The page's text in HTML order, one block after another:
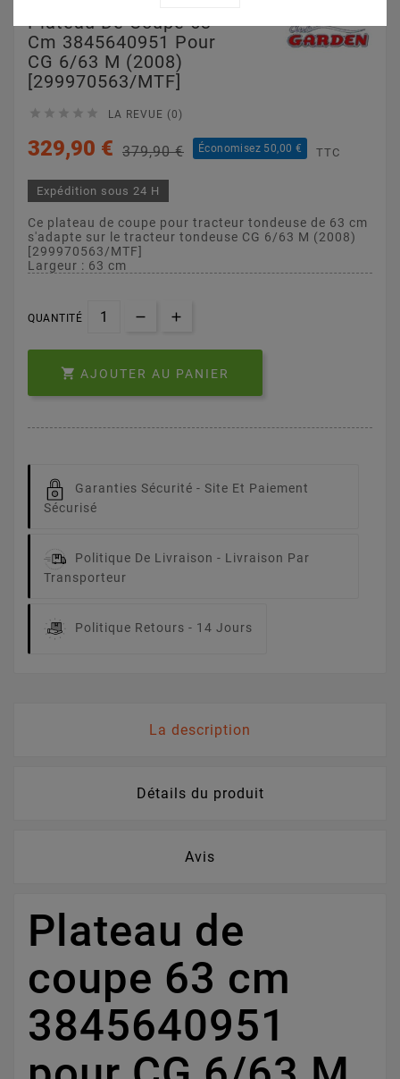
Plateau De Coupe 63
Cm 3845640951 Pour
CG 6/63 M (2008)
[299970563/MTF]
     LA REVUE (0)
329,90 € 379,90 € Économisez 50,00 € TTC
Expédition sous 24 H
Ce plateau de coupe pour tracteur tondeuse de 63 cm
s'adapte sur le tracteur tondeuse CG 6/63 M (2008)
[299970563/MTF]
Largeur : 63 cm
QUANTITÉ
 AJOUTER AU PANIER
Garanties Sécurité - Site Et Paiement
Sécurisé
Politique De Livraison - Livraison Par
Transporteur
Politique Retours - 14 Jours
La description
Détails du produit
Avis
Plateau de
coupe 63 cm
3845640951